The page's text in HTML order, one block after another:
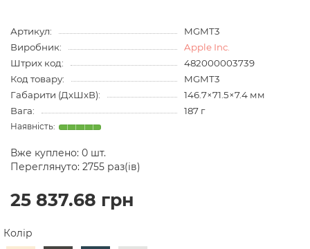
Артикул:
MGMT3
Виробник:
Apple Inc.
Штрих код:
482000003739
Код товару:
MGMT3
Габарити (ДхШхВ):
146.7×71.5×7.4 мм
Вага:
187 г
Вже куплено: 0 шт.
Переглянуто: 2755 раз(ів)
25 837.68 грн
Колір